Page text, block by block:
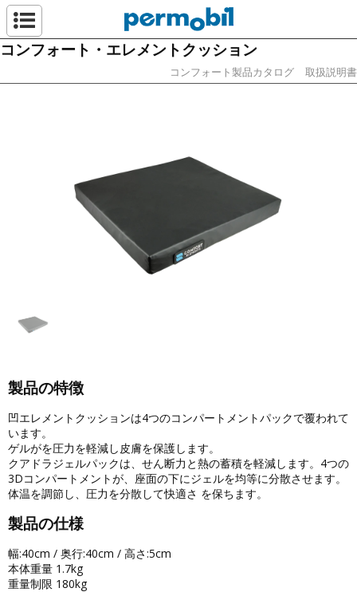
コンフォート・エレメントクッション
コンフォート製品カタログ 取扱説明書
製品の特徴
凹エレメントクッションは4つのコンパートメントパックで覆われて
います。
ゲルがを圧力を軽減し皮膚を保護します。
クアドラジェルパックは、せん断力と熱の蓄積を軽減します。4つの
3Dコンパートメントが、座面の下にジェルを均等に分散させます。
体温を調節し、圧力を分散して快適さ を保ちます。
製品の仕様
幅:40cm / 奥行:40cm / 高さ:5cm
本体重量 1.7kg
重量制限 180kg